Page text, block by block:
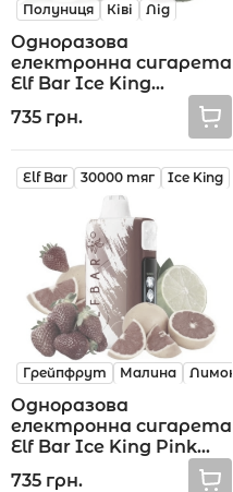
Полуниця Ківі Лід
Одноразова
електронна сигарета
Elf Bar Ice King
Strawberry Kiwi Ice
30000 тяг
735 грн.
Elf Bar 30000 тяг Ice King
Грейпфрут Малина Лимон
Одноразова
електронна сигарета
Elf Bar Ice King Pink
Lemonade 30000 тяг
735 грн.